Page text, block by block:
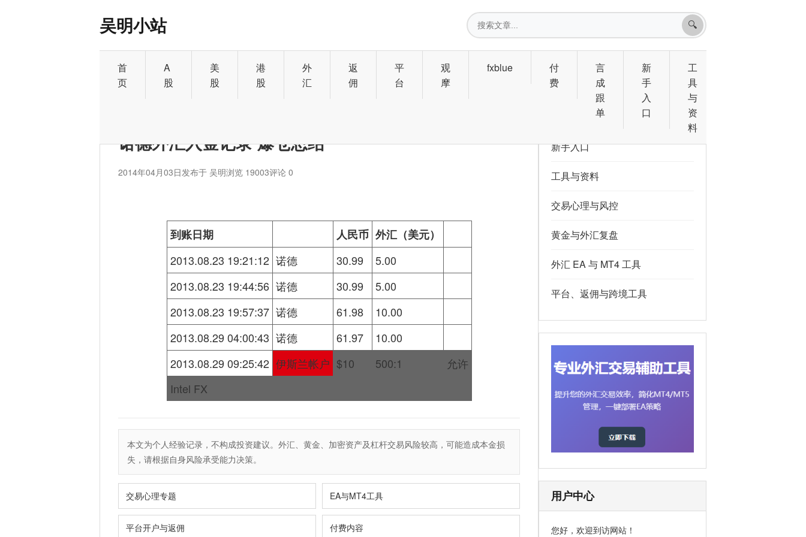
吴明小站
搜
索
🔍
首
页
A
股
美
股
港
股
外
汇
返
佣
平
台
观
摩
fxblue
付
费
言
成
跟
单
新
手
入
口
工
具
与
资
料
诺德外汇入金记录 爆仓总结
2014年04月03日发布于 吴明浏览 19003评论 0
到账日期 人民币 外汇（美元）
2013.08.23 19:21:12 诺德 30.99
5.00
2013.08.23 19:44:56 诺德 30.99
5.00
2013.08.23 19:57:37 诺德 61.98
10.00
2013.08.29 04:00:43 诺德 61.97
10.00
2013.08.29 09:25:42 伊斯兰帐户 $10 500:1
允许
Intel FX
本文为个人经验记录，不构成投资建议。外汇、黄金、加密资产及杠杆交易风险较高，可能造成本金损
失，请根据自身风险承受能力决策。
交易心理专题 EA与MT4工具
平台开户与返佣 付费内容
新手入口
工具与资料
交易心理与风控
黄金与外汇复盘
外汇 EA 与 MT4 工具
平台、返佣与跨境工具
用户中心
您好，欢迎到访网站！